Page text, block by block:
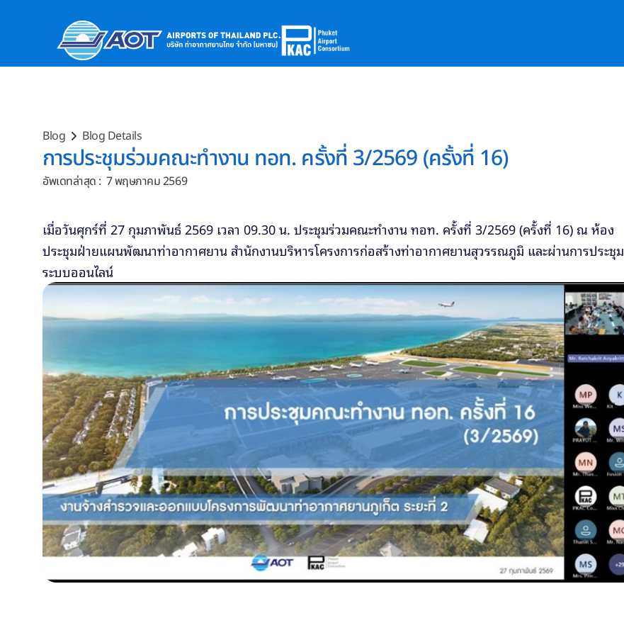
Blog Blog Details
การประชุมร่วมคณะทำงาน ทอท. ครั้งที่ 3/2569 (ครั้งที่ 16)
อัพเดทล่าสุด :  7 พฤษภาคม 2569
เมื่อวันศุกร์ที่ 27 กุมภาพันธ์ 2569 เวลา 09.30 น. ประชุมร่วมคณะทำงาน ทอท. ครั้งที่ 3/2569 (ครั้งที่ 16) ณ ห้อง
ประชุมฝ่ายแผนพัฒนาท่าอากาศยาน สำนักงานบริหารโครงการก่อสร้างท่าอากาศยานสุวรรณภูมิ และผ่านการประชุม
ระบบออนไลน์